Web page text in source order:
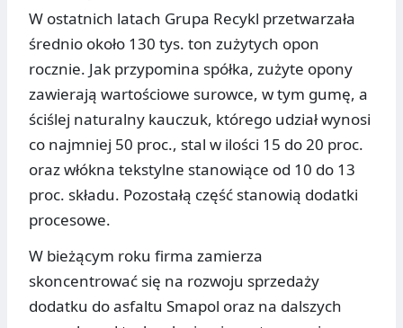
W ostatnich latach Grupa Recykl przetwarzała
średnio około 130 tys. ton zużytych opon
rocznie. Jak przypomina spółka, zużyte opony
zawierają wartościowe surowce, w tym gumę, a
ściślej naturalny kauczuk, którego udział wynosi
co najmniej 50 proc., stal w ilości 15 do 20 proc.
oraz włókna tekstylne stanowiące od 10 do 13
proc. składu. Pozostałą część stanowią dodatki
procesowe.
W bieżącym roku firma zamierza
skoncentrować się na rozwoju sprzedaży
dodatku do asfaltu Smapol oraz na dalszych